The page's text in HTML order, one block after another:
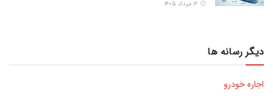
دیگر رسانه ها
اجاره خودرو